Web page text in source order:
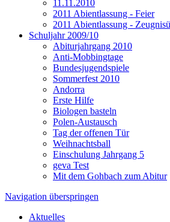
11.11.2010
2011 Abientlassung - Feier
2011 Abientlassung -
Schuljahr 2009/10
Abiturjahrgang 2010
Anti-Mobbingtage
Bundesjugendspiele
Sommerfest 2010
Andorra
Erste Hilfe
Biologen basteln
Polen-Austausch
Tag der offenen Tür
Weihnachtsball
Einschulung Jahrgang 5
geva Test
Mit dem Gohbach zum Abitur
Navigation überspringen
Aktuelles